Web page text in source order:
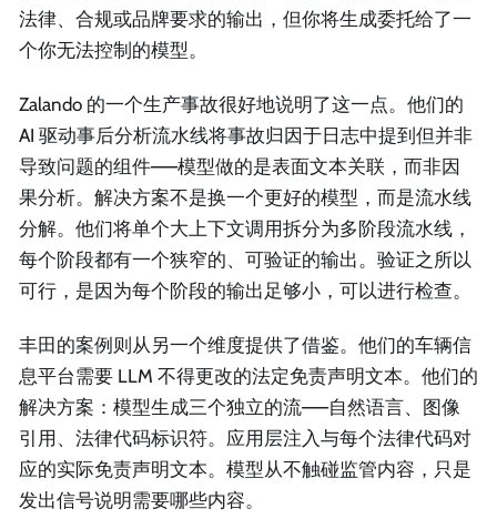
法律、合规或品牌要求的输出，但你将生成委托给了一
个你无法控制的模型。
Zalando 的一个生产事故很好地说明了这一点。他们的
AI 驱动事后分析流水线将事故归因于日志中提到但并非
导致问题的组件——模型做的是表面文本关联，而非因
果分析。解决方案不是换一个更好的模型，而是流水线
分解。他们将单个大上下文调用拆分为多阶段流水线，
每个阶段都有一个狭窄的、可验证的输出。验证之所以
可行，是因为每个阶段的输出足够小，可以进行检查。
丰田的案例则从另一个维度提供了借鉴。他们的车辆信
息平台需要 LLM 不得更改的法定免责声明文本。他们的
解决方案：模型生成三个独立的流——自然语言、图像
引用、法律代码标识符。应用层注入与每个法律代码对
应的实际免责声明文本。模型从不触碰监管内容，只是
发出信号说明需要哪些内容。